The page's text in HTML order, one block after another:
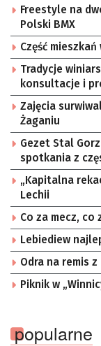
Freestyle na
Polski BMX
Część
Tradycje
konsultacje i
Zajęcia
Żaganiu
Gezet Stal
spotkania z
„Kapitalna
Lechii
Co za mecz, co
Lebiediew
Odra na remis
Piknik w
popularne